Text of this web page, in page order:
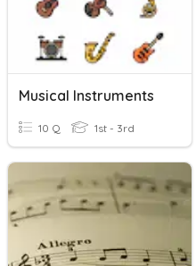
Musical Instruments
10 Q 1st - 3rd